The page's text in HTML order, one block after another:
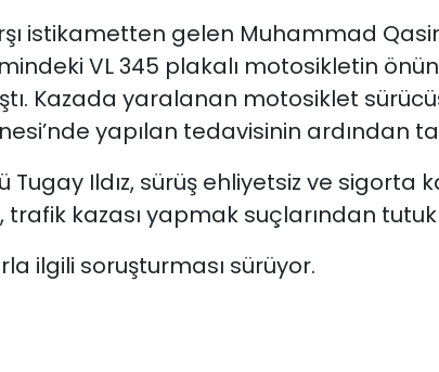
istikametten gelen Muhammad
VL 345 plakalı motosikletin
Kazada yaralanan motosiklet
yapılan tedavisinin ardından
Tugay Ildız, sürüş ehliyetsiz ve sigorta
trafik kazası yapmak suçlarından
ilgili soruşturması sürüyor.